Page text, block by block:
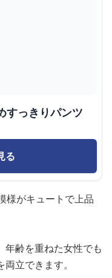
すっきりパンツ
る
様がキュートで上品
年齢を重ねた女性でも
立できます。